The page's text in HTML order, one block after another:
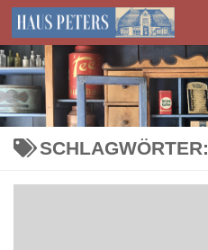
Zum Inhalt springen
SCHLAGWÖRTER: